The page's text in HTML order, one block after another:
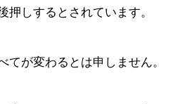
押しするとされています。
てが変わるとは申しません。